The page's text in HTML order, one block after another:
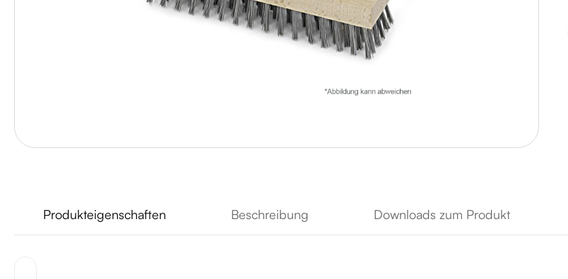
Produkteigenschaften Beschreibung Downloads zum Produkt